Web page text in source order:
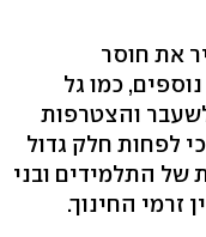
את חוסר
כמו גל
והצטרפות
לפחות חלק גדול
של התלמידים ובני
החינוך.